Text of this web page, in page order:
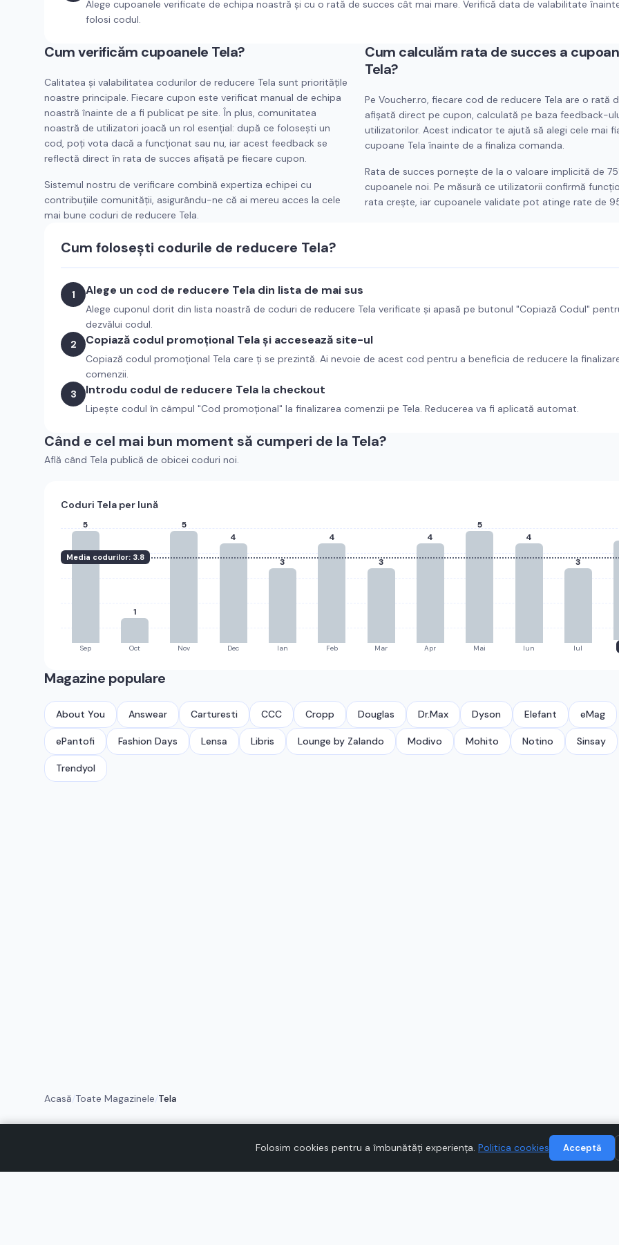
Alege cupoanele verificate de echipa noastră și cu o rată de succes cât mai mare. Verifică data de valabilitate
folosi codul.
Cum verificăm cupoanele Tela?
Calitatea și valabilitatea codurilor de reducere Tela sunt prioritățile
noastre principale. Fiecare cupon este verificat manual de echipa
noastră înainte de a fi publicat pe site. În plus, comunitatea
noastră de utilizatori joacă un rol esențial: după ce folosești un
cod, poți vota dacă a funcționat sau nu, iar acest feedback se
reflectă direct în rata de succes afișată pe fiecare cupon.
Sistemul nostru de verificare combină expertiza echipei cu
contribuțiile comunității, asigurându-ne că ai mereu acces la cele
mai bune coduri de reducere Tela.
Cum calculăm rata de succes a
Tela?
Pe Voucher.ro, fiecare cod de reducere Tela are o rată
afișată direct pe cupon, calculată pe baza feedback-
utilizatorilor. Acest indicator te ajută să alegi cele mai
cupoane Tela înainte de a finaliza comanda.
Rata de succes pornește de la o valoare implicită de
cupoanele noi. Pe măsură ce utilizatorii confirmă
rata crește, iar cupoanele validate pot atinge rate de
Cum folosești codurile de reducere Tela?
1 Alege un cod de reducere Tela din lista de mai sus
Alege cuponul dorit din lista noastră de coduri de reducere Tela verificate și apasă pe butonul "Copiază Codul"
dezvălui codul.
2
Copiază codul promoțional Telași accesează site-ul
Copiază codul promoțional Tela care ți se prezintă. Ai nevoie de acest cod pentru a beneficia de reducere la
comenzii.
3
Introdu codul de reducere Tela la checkout
Lipește codul în câmpul "Cod promoțional" la finalizarea comenzii pe Tela. Reducerea va fi aplicată automat.
Când e cel mai bun moment să cumperi de la Tela?
Află când Tela publică de obicei coduri noi.
Coduri Tela per lună
Media codurilor: 3.8
5
Sep
1
Oct
5
Nov
4
Dec
3
Ian
4
Feb
3
Mar
4
Apr
5
Mai
4
Iun
3
Iul
Magazine populare
About You Answear Carturesti CCC Cropp Douglas Dr.Max Dyson Elefant eMag
ePantofi Fashion Days Lensa Libris Lounge by Zalando Modivo Mohito Notino Sinsay
Trendyol
Acasă/Toate Magazinele/Tela
Folosim cookies pentru a îmbunătăți experiența. Politica cookies Acceptă